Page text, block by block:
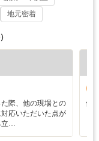
地元密着
際、他の現場との
応いただいた点が
立…
修